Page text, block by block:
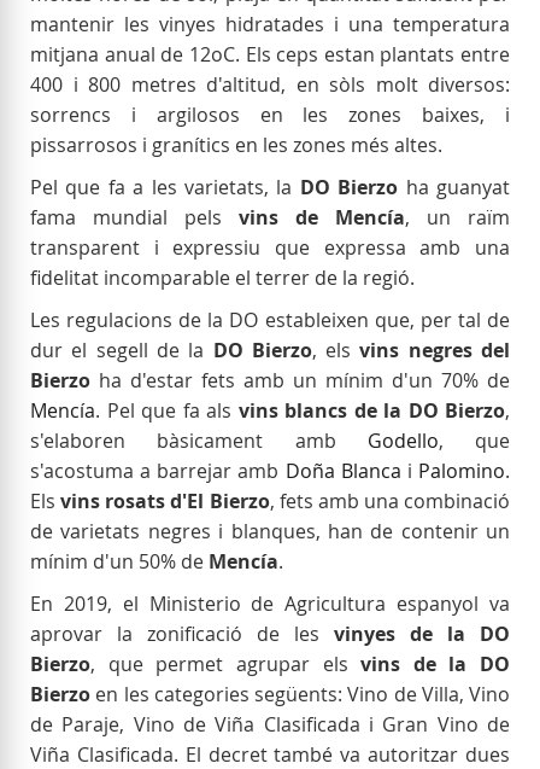
mantenir les vinyes hidratades i una temperatura
mitjana anual de 12oC. Els ceps estan plantats entre
400 i 800 metres d'altitud, en sòls molt diversos:
sorrencs i argilosos en les zones baixes, i
pissarrosos i granítics en les zones més altes.
Pel que fa a les varietats, la DO Bierzo ha guanyat
fama mundial pels vins de Mencía, un raïm
transparent i expressiu que expressa amb una
fidelitat incomparable el terrer de la regió.
Les regulacions de la DO estableixen que, per tal de
dur el segell de la DO Bierzo, elsvins negres del
Bierzo ha d'estar fets amb un mínim d'un 70% de
Mencía. Pel que fa als vins blancs de la DO Bierzo,
s'elaboren bàsicament amb Godello, que
s'acostuma a barrejar amb Doña Blanca i Palomino.
Elsvins rosats d'El Bierzo, fets amb una combinació
de varietats negres i blanques, han de contenir un
mínim d'un 50% de Mencía.
En 2019, el Ministerio de Agricultura espanyol va
aprovar la zonificació de les vinyes de la DO
Bierzo, que permet agrupar elsvins de la DO
Bierzo en les categories següents: Vino de Villa, Vino
de Paraje, Vino de Viña Clasificada i Gran Vino de
Viña Clasificada. El decret també va autoritzar dues